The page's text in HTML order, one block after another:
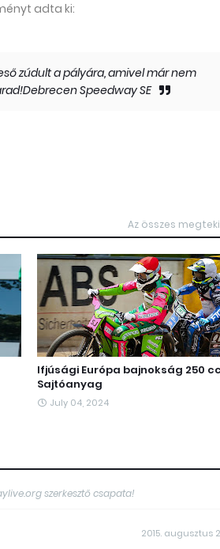
adta ki:
zúdult a pályára, amivel már nem
Speedway SE
Az összes
Ifjúsági Európa bajnokság 250
Sajtóanyag
July 04, 2024
szerkesztő csapata!
2015. augusztus